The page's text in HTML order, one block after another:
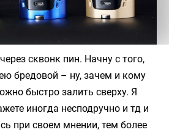
сквонк пин. Начну с того,
бредовой – ну, зачем и кому
быстро залить сверху. Я
иногда несподручно и тд и
при своем мнении, тем более